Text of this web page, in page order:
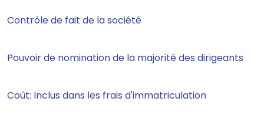
Contrôle de fait de la société
Pouvoir de nomination de la majorité des dirigeants
Coût: Inclus dans les frais d'immatriculation